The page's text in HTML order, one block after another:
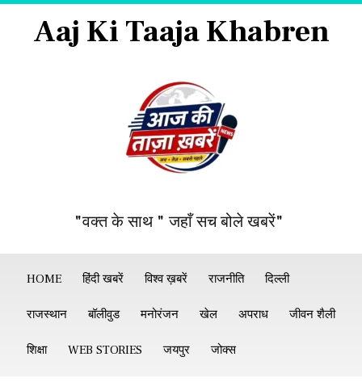
Aaj Ki Taaja Khabren
"वक्त के साथ " जहाँ सच बोले खबरें"
HOME हिंदी खबरें विश्व ख़बरें राजनीति दिल्ली
राजस्थान बॉलीवुड मनोरंजन खेल अपराध जीवन शैली
शिक्षा WEB STORIES जयपुर जोक्स